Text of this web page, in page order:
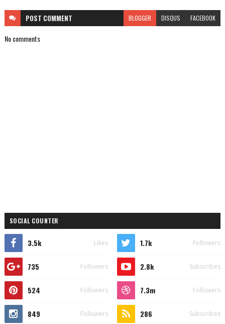
POST COMMENT BLOGGER DISQUS FACEBOOK
No comments
SOCIAL COUNTER
3.5k Likes 1.7k Followers
735 Followers 2.8k Subscribes
524 Followers 7.3m Followers
849 Followers 286 Subscribes